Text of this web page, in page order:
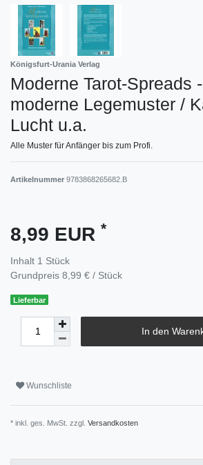
Königsfurt-Urania Verlag
Moderne Tarot-Spreads
moderne Legemuster /
Lucht u.a.
Alle Muster für Anfänger bis zum Profi.
Artikelnummer 9783868265682.B
8,99 EUR *
Inhalt 1 Stück
Grundpreis 8,99 € / Stück
Lieferbar
In den
Wunschliste
* inkl. ges. MwSt. zzgl. Versandkosten